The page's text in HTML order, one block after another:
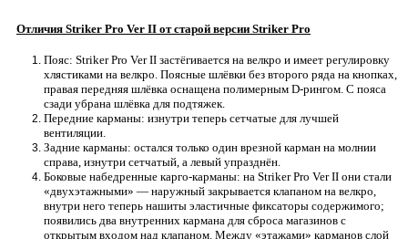
Отличия Striker Pro Ver II от старой версии Striker Pro
Пояс: Striker Pro Ver II застёгивается на велкро и имеет регулировку
хлястиками на велкро. Поясные шлёвки без второго ряда на кнопках,
правая передняя шлёвка оснащена полимерным D-рингом. С пояса
сзади убрана шлёвка для подтяжек.
Передние карманы: изнутри теперь сетчатые для лучшей
вентиляции.
Задние карманы: остался только один врезной карман на молнии
справа, изнутри сетчатый, а левый упразднён.
Боковые набедренные карго-карманы: на Striker Pro Ver II они стали
«двухэтажными» — наружный закрывается клапаном на велкро,
внутри него теперь нашиты эластичные фиксаторы содержимого;
появились два внутренних кармана для сброса магазинов с
открытым входом над клапаном. Между «этажами» карманов слой